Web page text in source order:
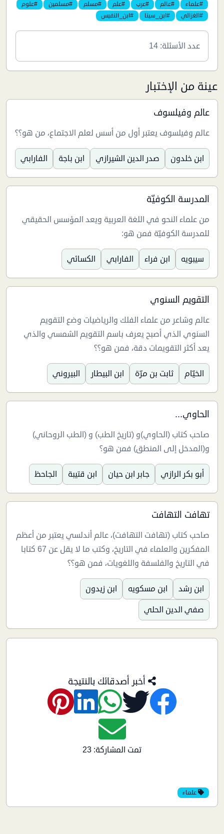
#علماء #عالم #عرب #علم #مسلم #مسلمين
#علوم
#الغزالي
#ابن_سينا #ابن_النفيس
عدد الأسئلة: 14
عينة من الإختبار
عالم وفيلسوف
عالم وفيلسوف يعتبر أول من أسس لعلم الاجتماع، من هو؟؟
ابن خلدون صدر الدين الشيرازي ابن باجة الفارابي
المدرسة الكوفيّة
من علماء النحو في اللغة العربية ويعد المؤسس الحقيقي
للمدرسة الكوفيّة فمن هو:
سيبويه ابن فراء الفارابي الكسائي
التقويم السنوي
عالم وشاعر من علماء الفلك والرياضيات وضع التقويم
السنوي الذي أصبح يعرف باسم التقويم الشمسي والذي
يعد أكثر التقويمات دقة، فمن هو؟؟
الخيّام ثابت بن مرّة ابن البيطار البيروني
الحاوي...
صاحب كتاب (الحاوي)و (تاريخ الطب) و (الطب الروحاني)
و(المدخل إلى المنطق) فمن هو؟
أبو بكر الرازي جابر ابن حيان ابن قتيبة الجاحظ
تهافت التهافت
صاحب كتاب (تهافت التهافت)، عالم أندلسي يعتبر من أعظم
المفكرين والعلماء في التاريخ، وكتب ما لا يقل عن 67 كتابا
في التاريخ والفلسفة واللغويات، فمن هو؟؟
ابن رشد ابن مسكويه
ابن زيدون
صفي الدين الحلي
أخبر أصدقائك بالنتيجة
تمت المشاركة: 23
علماء